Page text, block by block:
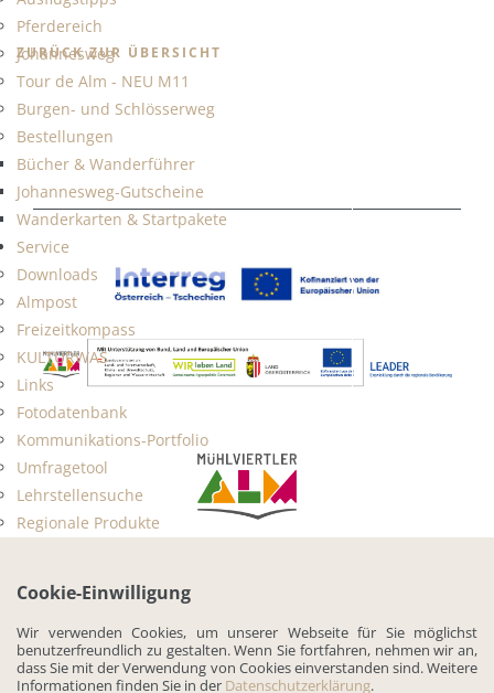
Cookie-Einwilligung
Wir verwenden Cookies, um unserer Webseite für Sie möglichst
benutzerfreundlich zu gestalten. Wenn Sie fortfahren, nehmen wir an,
dass Sie mit der Verwendung von Cookies einverstanden sind. Weitere
Informationen finden Sie in der Datenschutzerklärung.
Pferdereich
Johannesweg
Tour de Alm - NEU M11
Burgen- und Schlösserweg
Bestellungen
Bücher & Wanderführer
Johannesweg-Gutscheine
Wanderkarten & Startpakete
Service
Downloads
Almpost
Freizeitkompass
KULTURWAS
Links
Fotodatenbank
Kommunikations-Portfolio
Umfragetool
Lehrstellensuche
Regionale Produkte
ZURÜCK ZUR ÜBERSICHT